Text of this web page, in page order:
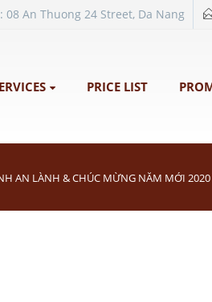
08 An Thuong 24 Street, Da Nang
PRICE LIST
AN LÀNH & CHÚC MỪNG NĂM MỚI